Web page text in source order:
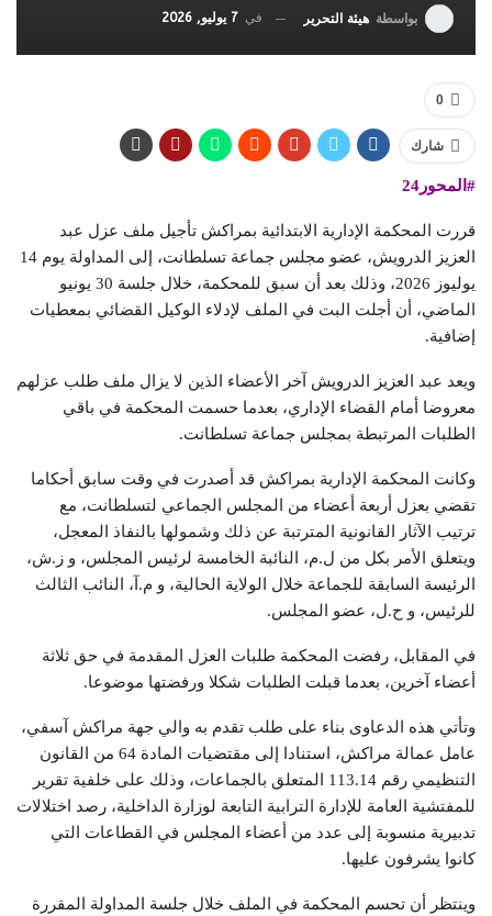
بواسطة هيئة التحرير في 7 يوليو, 2026
0
شارك
#المحور24
قررت المحكمة الإدارية الابتدائية بمراكش تأجيل ملف عزل عبد
العزيز الدرويش، عضو مجلس جماعة تسلطانت، إلى المداولة يوم 14
يوليوز 2026، وذلك بعد أن سبق للمحكمة، خلال جلسة 30 يونيو
الماضي، أن أجلت البت في الملف لإدلاء الوكيل القضائي بمعطيات
إضافية.
ويعد عبد العزيز الدرويش آخر الأعضاء الذين لا يزال ملف طلب عزلهم
معروضا أمام القضاء الإداري، بعدما حسمت المحكمة في باقي
الطلبات المرتبطة بمجلس جماعة تسلطانت.
وكانت المحكمة الإدارية بمراكش قد أصدرت في وقت سابق أحكاما
تقضي بعزل أربعة أعضاء من المجلس الجماعي لتسلطانت، مع
ترتيب الآثار القانونية المترتبة عن ذلك وشمولها بالنفاذ المعجل،
ويتعلق الأمر بكل من ل.م، النائبة الخامسة لرئيس المجلس، و ز.ش،
الرئيسة السابقة للجماعة خلال الولاية الحالية، و م.آ، النائب الثالث
للرئيس، و ح.ل، عضو المجلس.
في المقابل، رفضت المحكمة طلبات العزل المقدمة في حق ثلاثة
أعضاء آخرين، بعدما قبلت الطلبات شكلا ورفضتها موضوعا.
وتأتي هذه الدعاوى بناء على طلب تقدم به والي جهة مراكش آسفي،
عامل عمالة مراكش، استنادا إلى مقتضيات المادة 64 من القانون
التنظيمي رقم 113.14 المتعلق بالجماعات، وذلك على خلفية تقرير
للمفتشية العامة للإدارة الترابية التابعة لوزارة الداخلية، رصد اختلالات
تدبيرية منسوبة إلى عدد من أعضاء المجلس في القطاعات التي
كانوا يشرفون عليها.
وينتظر أن تحسم المحكمة في الملف خلال جلسة المداولة المقررة